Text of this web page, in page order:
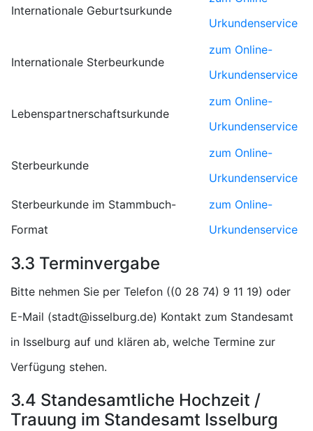
Internationale Geburtsurkunde
Urkundenservice
Internationale Sterbeurkunde
zum Online-
Urkundenservice
Lebenspartnerschaftsurkunde
zum Online-
Urkundenservice
Sterbeurkunde
zum Online-
Urkundenservice
Sterbeurkunde im Stammbuch-
Format
zum Online-
Urkundenservice
3.3 Terminvergabe
Bitte nehmen Sie per Telefon (
) oder
E-Mail (
) Kontakt zum Standesamt
in Isselburg auf und klären ab, welche Termine zur
Verfügung stehen.
3.4 Standesamtliche Hochzeit /
Trauung im Standesamt Isselburg